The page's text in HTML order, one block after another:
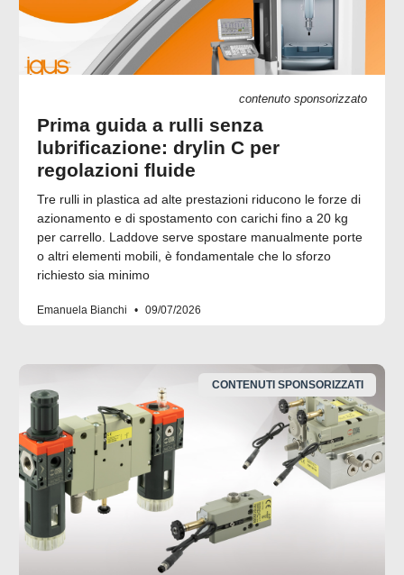
contenuto sponsorizzato
Prima guida a rulli senza
lubrificazione: drylin C per
regolazioni fluide
Tre rulli in plastica ad alte prestazioni riducono le forze di
azionamento e di spostamento con carichi fino a 20 kg
per carrello. Laddove serve spostare manualmente porte
o altri elementi mobili, è fondamentale che lo sforzo
richiesto sia minimo
Emanuela Bianchi 09/07/2026
CONTENUTI SPONSORIZZATI